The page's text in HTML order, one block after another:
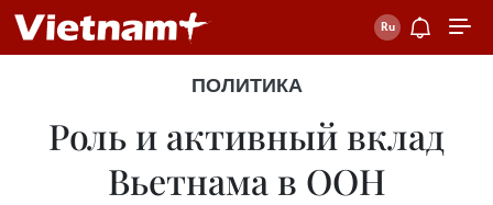
ПОЛИТИКА
Роль и активный вклад
Вьетнама в ООН